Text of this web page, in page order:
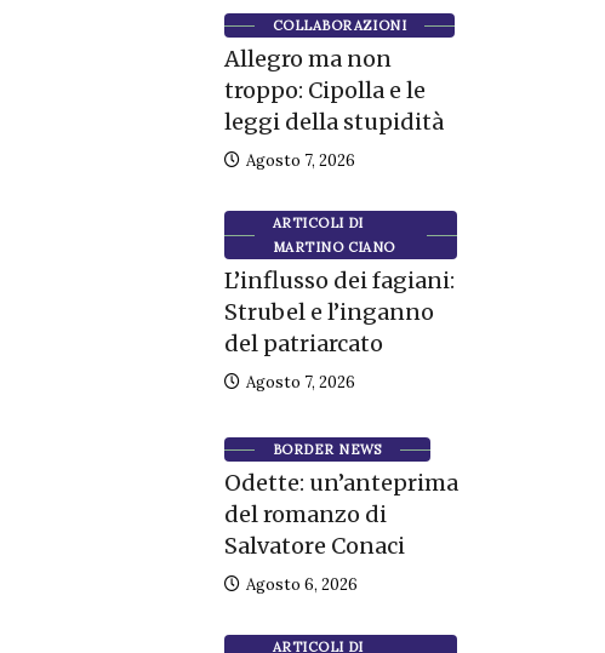
COLLABORAZIONI
Allegro ma non
troppo: Cipolla e le
leggi della stupidità
Agosto 7, 2026
ARTICOLI DI
MARTINO CIANO
L’influsso dei fagiani:
Strubel e l’inganno
del patriarcato
Agosto 7, 2026
BORDER NEWS
Odette: un’anteprima
del romanzo di
Salvatore Conaci
Agosto 6, 2026
ARTICOLI DI